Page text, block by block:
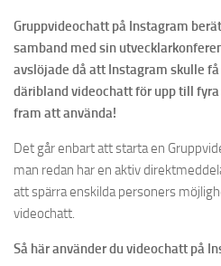
Gruppvideochatt på Instagram
samband med sin
avslöjade då att Instagram skulle
däribland videochatt för upp till
fram att använda!
Det går enbart att starta en
man redan har en aktiv
att spärra enskilda personers
videochatt.
Så här använder du videochatt på